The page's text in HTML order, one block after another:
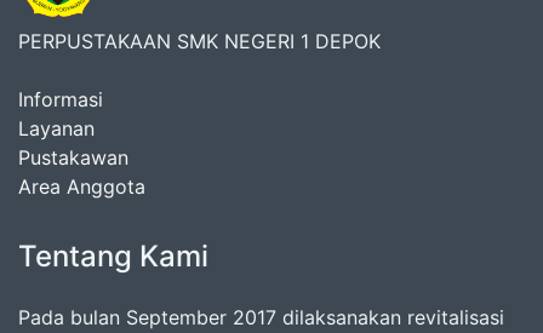
PERPUSTAKAAN SMK NEGERI 1 DEPOK
Informasi
Layanan
Pustakawan
Area Anggota
Tentang Kami
Pada bulan September 2017 dilaksanakan revitalisasi